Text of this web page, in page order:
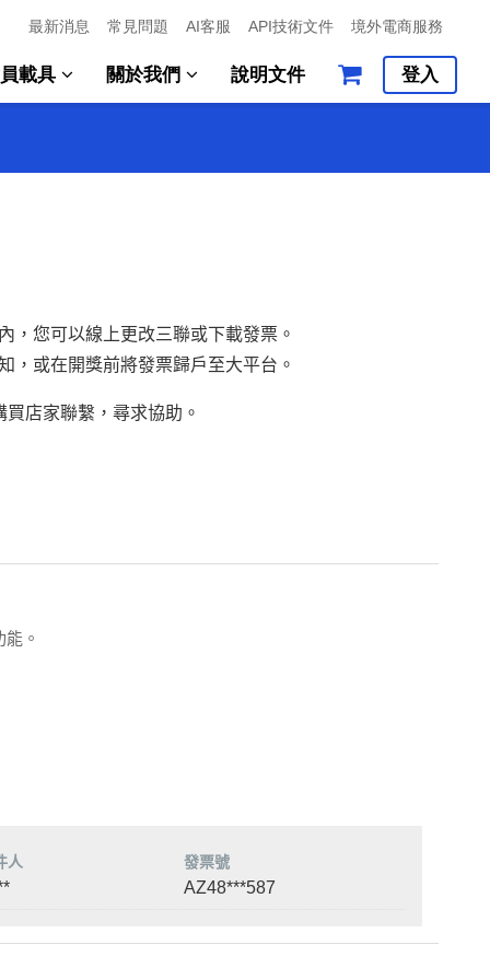
最新消息 常見問題 AI客服 API技術文件 境外電商服務
載具 關於我們 說明文件 登入